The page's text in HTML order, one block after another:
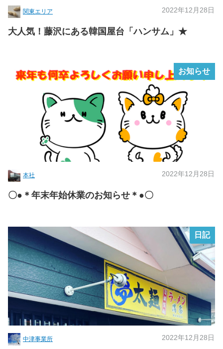
関東エリア 2022年12月28日
大人気！藤沢にある韓国屋台「ハンサム」★
お知らせ
本社 2022年12月28日
〇●＊年末年始休業のお知らせ＊●〇
日記
中津事業所 2022年12月28日